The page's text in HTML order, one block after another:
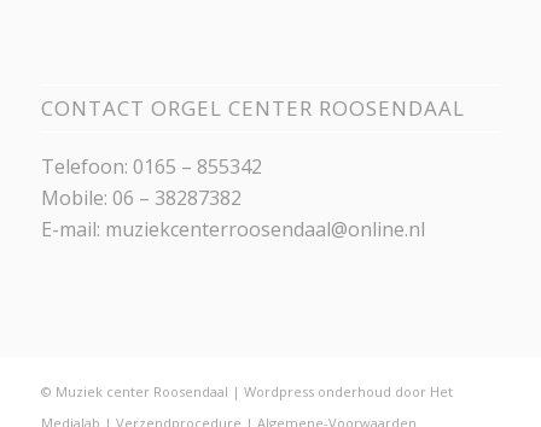
CONTACT ORGEL CENTER ROOSENDAAL
Telefoon: 0165 – 855342
Mobile: 06 – 38287382
E-mail: muziekcenterroosendaal@online.nl
© Muziek center Roosendaal | Wordpress onderhoud door Het
Medialab | Verzendprocedure | Algemene-Voorwaarden